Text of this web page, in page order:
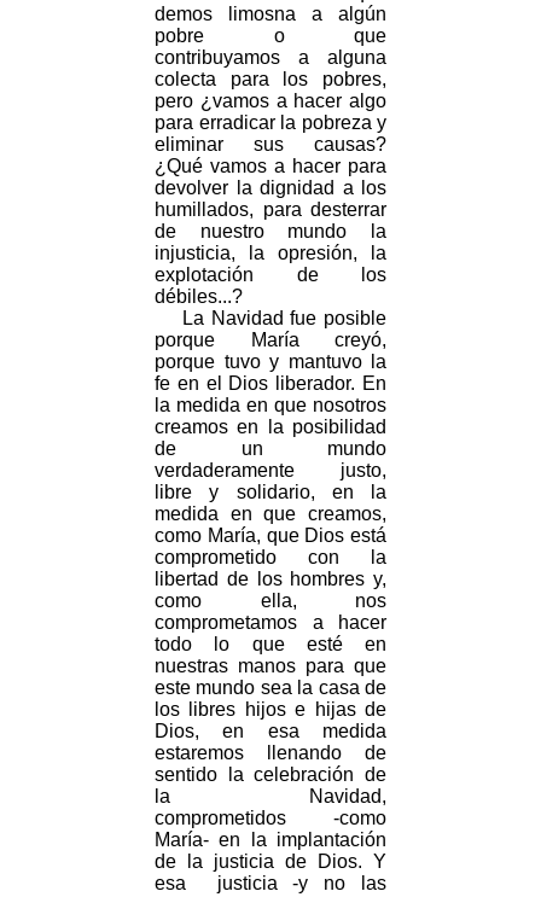
demos limosna a algún
pobre o que
contribuyamos a alguna
colecta para los pobres,
pero ¿vamos a hacer algo
para erradicar la pobreza y
eliminar sus causas?
¿Qué vamos a hacer para
devolver la dignidad a los
humillados, para desterrar
de nuestro mundo la
injusticia, la opresión, la
explotación de los
débiles...?
La Navidad fue posible
porque María creyó,
porque tuvo y mantuvo la
fe en el Dios liberador. En
la medida en que nosotros
creamos en la posibilidad
de un mundo
verdaderamente justo,
libre y solidario, en la
medida en que creamos,
como María, que Dios está
comprometido con la
libertad de los hombres y,
como ella, nos
comprometamos a hacer
todo lo que esté en
nuestras manos para que
este mundo sea la casa de
los libres hijos e hijas de
Dios, en esa medida
estaremos llenando de
sentido la celebración de
la Navidad,
comprometidos -como
María- en la implantación
de la justicia de Dios. Y
esa justicia -y no las